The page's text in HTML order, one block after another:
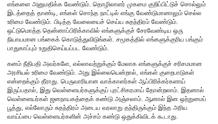
எங்களை அனுமதிக்க வேண்டும். தொழிலாளர் முகமை குறிப்பிட்டுச் சொல்லும்
இடத்தைத் தாண்டி, எங்கள் சொந்த நாட்டில் எங்கு வேண்டுமானாலும் செல்ல
உரிமை வேண்டும். பிடித்த வேலையைச் செய்ய சுதந்திரம் வேண்டும்.
ஒட்டுமொத்த தென்னாப்பிரிக்காவில் எங்களுக்குச் சேரவேண்டிய ஒரு
நியாயமான பங்கைக் கொடுத்துவிடுங்கள். சமூகத்தில் எங்களுக்குரிய பங்கும்
பாதுகாப்பும் உறுதிசெய்யப்பட வேண்டும்.
கனம் நீதிபதி அவர்களே, எல்லாவற்றுக்கும் மேலாக எங்களுக்குச் சரிசமமான
அரசியல் உரிமை வேண்டும். அது இல்லையென்றால், எங்கள் குறைபாடுகள்
என்றைக்கும் தீராது. பெருவாரியான வாக்காளர்கள் ஆப்பிரிக்கர்களாய்
இருப்பதால், இது வெள்ளையர்களுக்குப் புரட்சிகரமாய் தோன்றலாம்.‌ இதனால்
வெள்ளையர்கள் ஜனநாயகத்தைக் கண்டு அஞ்சலாம். ஆனால் இன ஒற்றுமைப்
பூத்து, எல்லோரும் சுதந்திரம் அடைய வரலாறு தந்திருக்கும் இந்த அரிய
வாய்ப்பை வெள்ளையர்களின் அச்சம் கண்டு ஒதுக்கிவிடக் கூடாது.